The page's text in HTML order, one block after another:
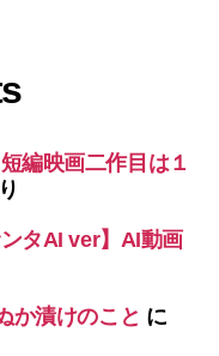
編映画二作目は１
タAI ver】AI動画
か漬けのこと に